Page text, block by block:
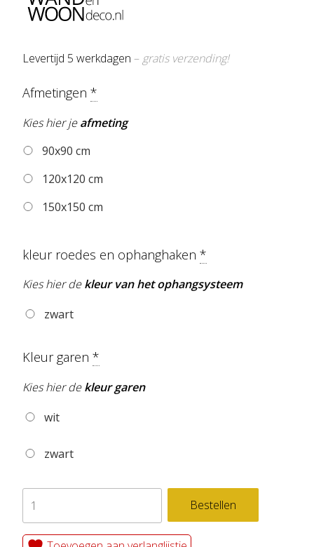
Levertijd 5 werkdagen – gratis verzending!
Afmetingen *
Kies hier jeafmeting
90x90 cm
120x120 cm
150x150 cm
kleur roedes en ophanghaken *
Kies hier dekleur van het ophangsysteem
zwart
Kleur garen *
Kies hier dekleur garen
wit
zwart
WANDDOEK
WANITA
lila
Bestellen